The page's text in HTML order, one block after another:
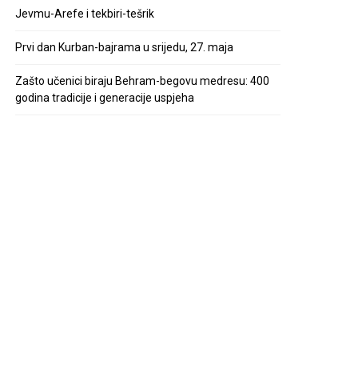
Jevmu-Arefe i tekbiri-tešrik
Prvi dan Kurban-bajrama u srijedu, 27. maja
Zašto učenici biraju Behram-begovu medresu: 400
godina tradicije i generacije uspjeha